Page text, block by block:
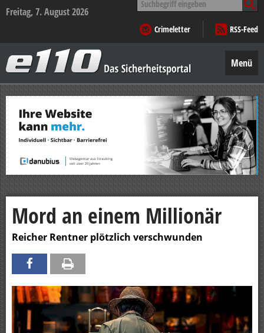
Freitag, 7. August 2026
nach:
Crimeletter
RSS-Feed
–
Das
Sicherheitsportal
Menü
Zum
Inhalt
springen
Mord an einem Millionär
Reicher Rentner plötzlich verschwunden